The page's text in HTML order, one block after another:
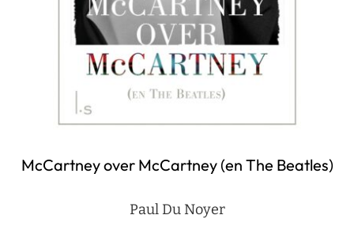
McCartney over McCartney (en The Beatles)
Paul Du Noyer